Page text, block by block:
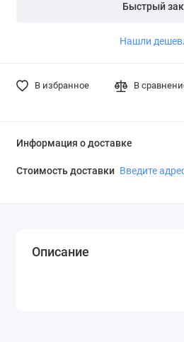
Быстрый
Нашли
В избранное В
Информация о доставке
Стоимость доставки Введите
Описание